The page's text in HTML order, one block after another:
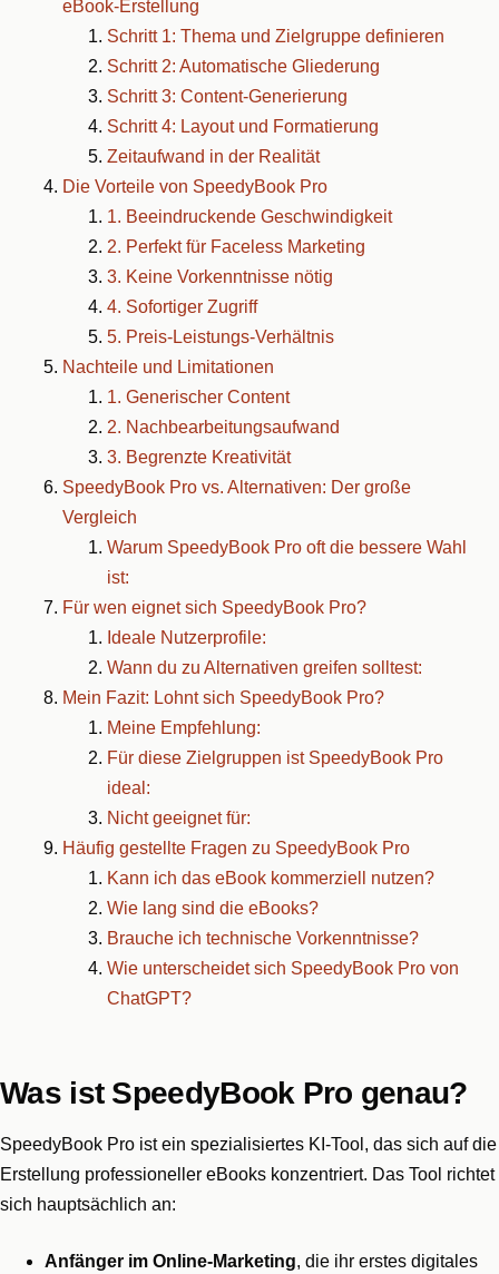
eBook-Erstellung
Schritt 1: Thema und Zielgruppe definieren
Schritt 2: Automatische Gliederung
Schritt 3: Content-Generierung
Schritt 4: Layout und Formatierung
Zeitaufwand in der Realität
Die Vorteile von SpeedyBook Pro
1. Beeindruckende Geschwindigkeit
2. Perfekt für Faceless Marketing
3. Keine Vorkenntnisse nötig
4. Sofortiger Zugriff
5. Preis-Leistungs-Verhältnis
Nachteile und Limitationen
1. Generischer Content
2. Nachbearbeitungsaufwand
3. Begrenzte Kreativität
SpeedyBook Pro vs. Alternativen: Der große
Vergleich
Warum SpeedyBook Pro oft die bessere Wahl
ist:
Für wen eignet sich SpeedyBook Pro?
Ideale Nutzerprofile:
Wann du zu Alternativen greifen solltest:
Mein Fazit: Lohnt sich SpeedyBook Pro?
Meine Empfehlung:
Für diese Zielgruppen ist SpeedyBook Pro
ideal:
Nicht geeignet für:
Häufig gestellte Fragen zu SpeedyBook Pro
Kann ich das eBook kommerziell nutzen?
Wie lang sind die eBooks?
Brauche ich technische Vorkenntnisse?
Wie unterscheidet sich SpeedyBook Pro von
ChatGPT?
Was ist SpeedyBook Pro genau?
SpeedyBook Pro ist ein spezialisiertes KI-Tool, das sich auf die
Erstellung professioneller eBooks konzentriert. Das Tool richtet
sich hauptsächlich an:
Anfänger im Online-Marketing, die ihr erstes digitales